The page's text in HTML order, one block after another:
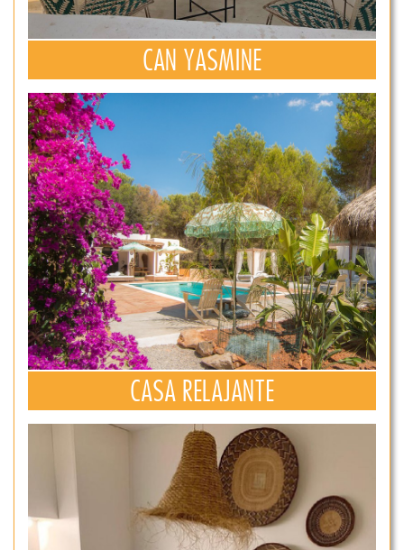
CAN YASMINE
CASA RELAJANTE